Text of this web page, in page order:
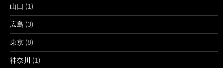
山口 (1)
広島 (3)
東京 (8)
神奈川 (1)